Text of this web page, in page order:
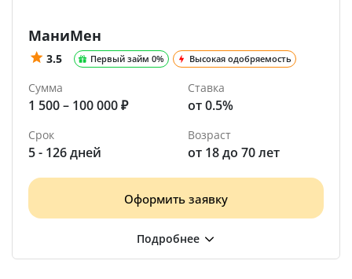
МаниМен
3.5 Первый займ 0% Высокая одобряемость
Сумма
1 500 – 100 000 ₽
Ставка
от 0.5%
Срок
5 - 126 дней
Возраст
от 18 до 70 лет
Оформить заявку